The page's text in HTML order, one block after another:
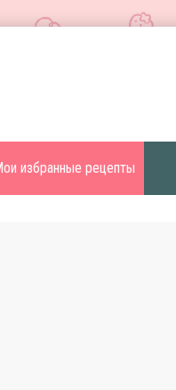
избранные рецепты